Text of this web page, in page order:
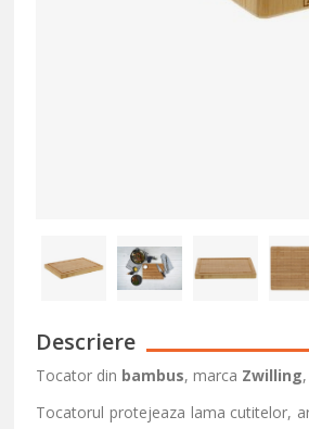
Descriere
Tocator din bambus, marca Zwilling
Tocatorul protejeaza lama cutitelor,